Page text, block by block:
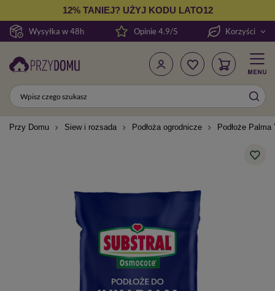
Wysyłka w 48h
12% TANIEJ? UŻYJ KODU LATO12
Opinie 4.9/5 Korzyści
Przy Domu Siew i rozsada Podłoża ogrodnicze Podłoże